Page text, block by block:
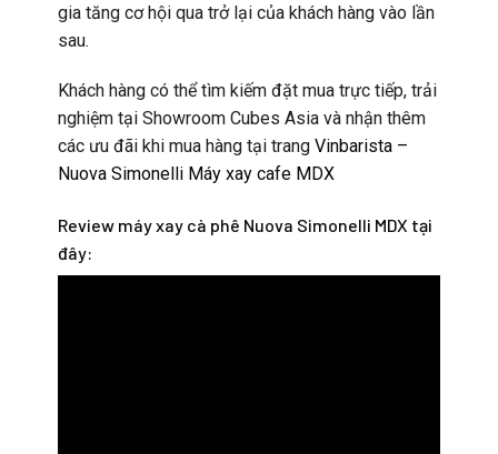
gia tăng cơ hội qua trở lại của khách hàng vào lần
sau.
Khách hàng có thể tìm kiếm đặt mua trực tiếp, trải
nghiệm tại Showroom Cubes Asia và nhận thêm
các ưu đãi khi mua hàng tại trang Vinbarista –
Nuova Simonelli Máy xay cafe MDX
Review máy xay cà phê Nuova Simonelli MDX tại
đây: